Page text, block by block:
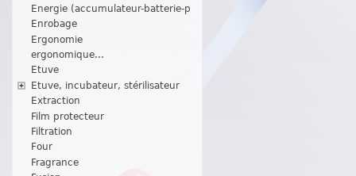
Energie (accumulateur-batterie-p
Enrobage
Ergonomie
ergonomique...
Etuve
Etuve, incubateur, stérilisateur
Extraction
Film protecteur
Filtration
Four
Fragrance